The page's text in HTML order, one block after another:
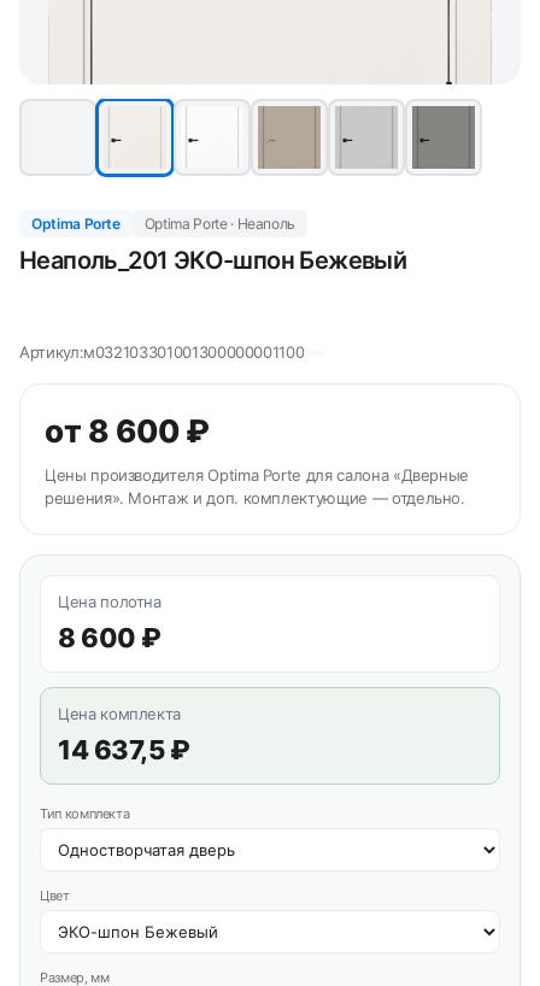
Optima Porte Optima Porte · Неаполь
Неаполь_201 ЭКО-шпон Бежевый
Артикул:м032103301001300000001100
от 8 600 ₽
Цены производителя Optima Porte для салона «Дверные
решения». Монтаж и доп. комплектующие — отдельно.
Цена полотна
8 600 ₽
Цена комплекта
14 637,5 ₽
Тип комплекта
Цвет
Размер, мм